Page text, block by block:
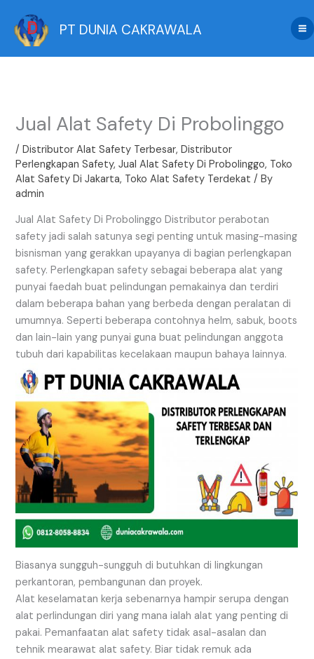
content
PT DUNIA CAKRAWALA
Jual Alat Safety Di Probolinggo
/Distributor Alat Safety Terbesar,Distributor
Perlengkapan Safety,Jual Alat Safety Di Probolinggo, Toko
Alat Safety Di Jakarta, Toko Alat Safety Terdekat / By
admin
Jual Alat Safety Di Probolinggo Distributor perabotan
safety jadi salah satunya segi penting untuk masing-masing
bisnisman yang gerakkan upayanya di bagian perlengkapan
safety. Perlengkapan safety sebagai beberapa alat yang
punyai faedah buat pelindungan pemakainya dan terdiri
dalam beberapa bahan yang berbeda dengan peralatan di
umumnya. Seperti beberapa contohnya helm, sabuk, boots
dan lain-lain yang punyai guna buat pelindungan anggota
tubuh dari kapabilitas kecelakaan maupun bahaya lainnya.
Biasanya sungguh-sungguh di butuhkan di lingkungan
perkantoran, pembangunan dan proyek.
Alat keselamatan kerja sebenarnya hampir serupa dengan
alat perlindungan diri yang mana ialah alat yang penting di
pakai. Pemanfaatan alat safety tidak asal-asalan dan
tehnik mearawat alat safety. Biar tidak remuk ada